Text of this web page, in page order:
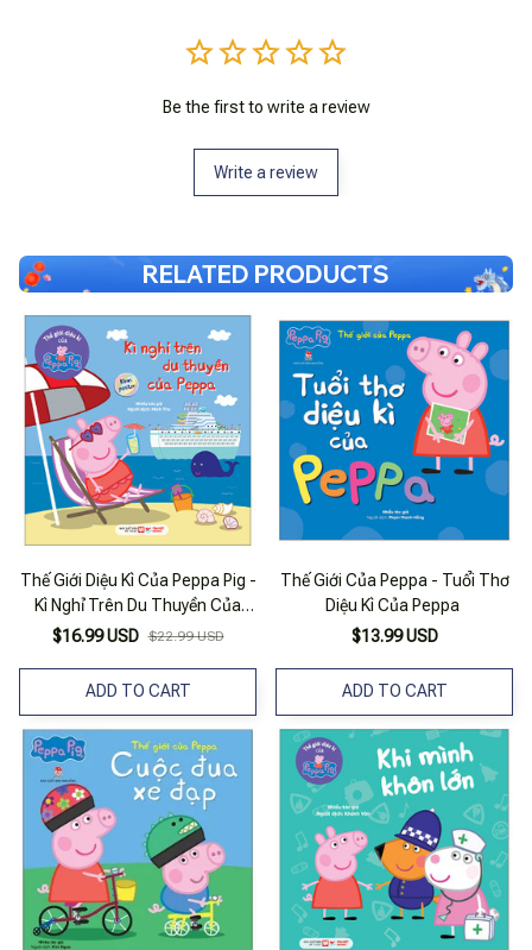
Be the first to write a review
Write a review
RELATED PRODUCTS
Thế Giới Diệu Kì Của Peppa Pig -
Kì Nghỉ Trên Du Thuyền Của
Peppa
$16.99 USD $22.99 USD
ADD TO CART
Thế Giới Của Peppa - Tuổi Thơ
Diệu Kì Của Peppa
$13.99 USD
ADD TO CART